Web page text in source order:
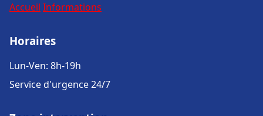
Accueil Informations
Horaires
Lun-Ven: 8h-19h
Service d'urgence 24/7